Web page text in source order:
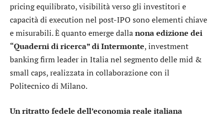
pricing equilibrato, visibilità verso gli investitori e
capacità di execution nel post-IPO sono elementi chiave
e misurabili. È quanto emerge dallanona edizione dei
“Quaderni di ricerca” di Intermonte, investment
banking firm leader in Italia nel segmento delle mid &
small caps, realizzata in collaborazione con il
Politecnico di Milano.
Un ritratto fedele dell’economia reale italiana